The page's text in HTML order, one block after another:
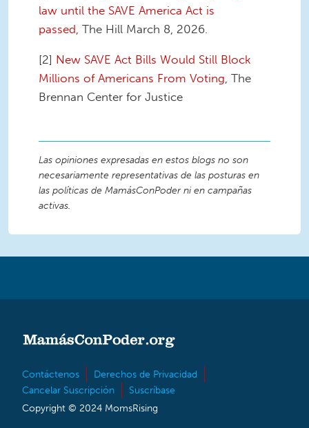
law until the SAVE America Act is
passed, The Hill March 8, 2026.
[2] New SAVE Act Bills Would Still Block
Millions of Americans From Voting , The
Brennan Center for Justice
Las opiniones expresadas en estos blogs no son
necesariamente representativas de las posturas en
las políticas de MamásConPoder ni en campañas
activas.
Contáctenos
Derechos de Privacidad
Cancelar Suscripción
Suscríbase
Copyright © 2024 MomsRising